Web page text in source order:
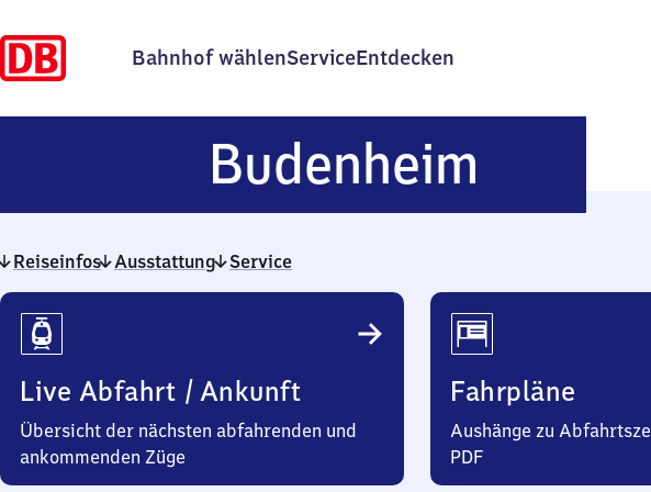
Bahnhof wählenServiceEntdecken
Budenheim
Reiseinfos Ausstattung Service
Reiseinfos
Live Abfahrt / Ankunft
Übersicht der nächsten abfahrenden und
ankommenden Züge
Fahrpläne
Aushänge zu
PDF